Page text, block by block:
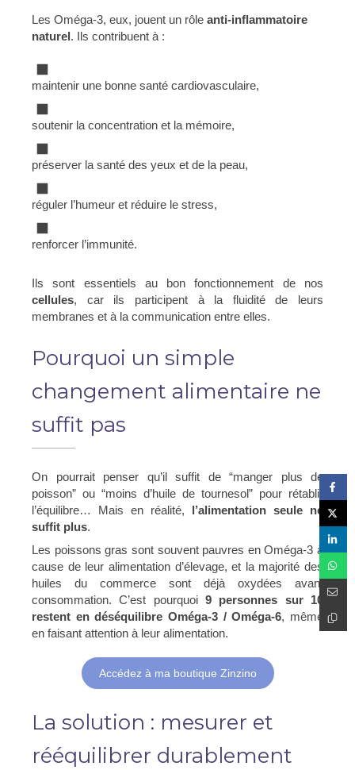
Les Oméga-3, eux, jouent un rôle anti-inflammatoire
naturel. Ils contribuent à :
maintenir une bonne santé cardiovasculaire,
soutenir la concentration et la mémoire,
préserver la santé des yeux et de la peau,
réguler l’humeur et réduire le stress,
renforcer l’immunité.
Ils sont essentiels au bon fonctionnement de nos
cellules, car ils participent à la fluidité de leurs
membranes et à la communication entre elles.
Pourquoi un simple
changement alimentaire ne
suffit pas
On pourrait penser qu’il suffit de “manger plus de
poisson” ou “moins d’huile de tournesol” pour rétablir
l’équilibre… Mais en réalité, l’alimentation seule ne
suffit plus.
Les poissons gras sont souvent pauvres en Oméga-3 à
cause de leur alimentation d’élevage, et la majorité des
huiles du commerce sont déjà oxydées avant
consommation. C’est pourquoi 9 personnes sur 10
restent en déséquilibre Oméga-3 / Oméga-6, même
en faisant attention à leur alimentation.
Accédez à ma boutique Zinzino
La solution : mesurer et
rééquilibrer durablement